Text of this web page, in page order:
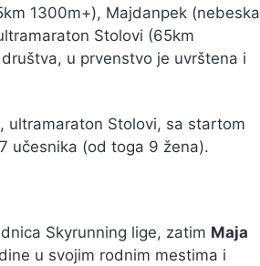
1300m+), Majdanpek (nebeska
Stolovi (65km
u prvenstvo je uvrštena i
, ultramaraton Stolovi, sa startom
učesnika (od toga 9 žena).
Skyrunning lige, zatim Maja
u svojim rodnim mestima i